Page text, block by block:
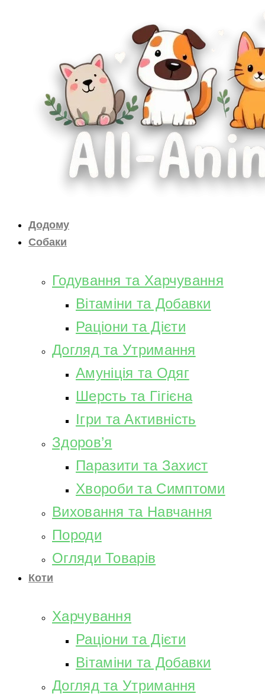
Додому
Собаки
Годування та Харчування
Вітаміни та Добавки
Раціони та Дієти
Догляд та Утримання
Амуніція та Одяг
Шерсть та Гігієна
Ігри та Активність
Здоров’я
Паразити та Захист
Хвороби та Симптоми
Виховання та Навчання
Породи
Огляди Товарів
Коти
Харчування
Раціони та Дієти
Вітаміни та Добавки
Догляд та Утримання